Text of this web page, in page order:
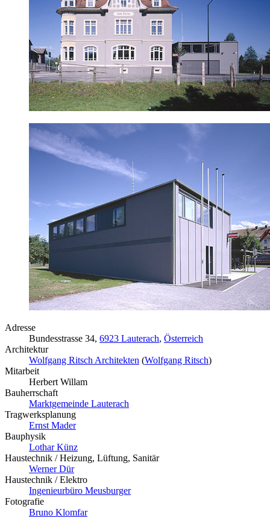
Adresse
Bundesstrasse 34, 6923 Lauterach, Österreich
Architektur
Wolfgang Ritsch Architekten (Wolfgang Ritsch)
Mitarbeit
Herbert Willam
Bauherrschaft
Marktgemeinde Lauterach
Tragwerksplanung
Ernst Mader
Bauphysik
Lothar Künz
Haustechnik / Heizung, Lüftung, Sanitär
Werner Dür
Haustechnik / Elektro
Ingenieurbüro Meusburger
Fotografie
Bruno Klomfar